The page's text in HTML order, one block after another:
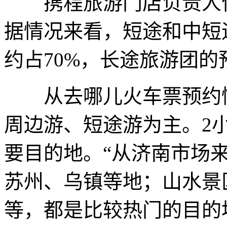
据情况来看，短途和中
约占70%，长途旅游团的
从去哪儿火车票预约
周边游、短途游为主。2
要目的地。“从济南市场
苏州、乌镇等地；山水
等，都是比较热门的目